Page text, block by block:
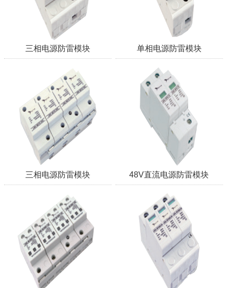
三相电源防雷模块 单相电源防雷模块
三相电源防雷模块 48V直流电源防雷模块